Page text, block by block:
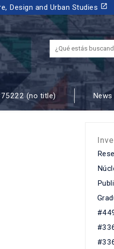
Design and Urban Studies launch
¿Qué
(no title)